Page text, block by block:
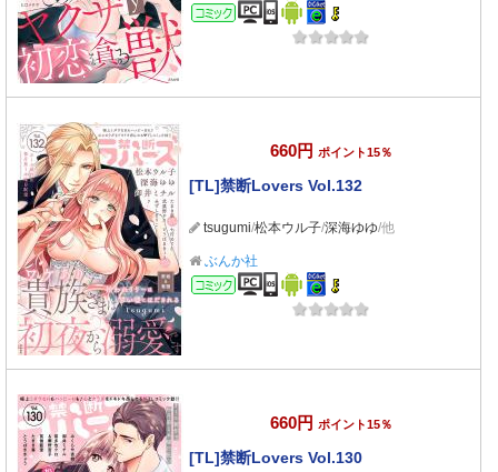
コミック
660円 ポイント15％
[TL]禁断Lovers Vol.132
tsugumi/松本ウル子/深海ゆゆ/他
ぶんか社
コミック
660円 ポイント15％
[TL]禁断Lovers Vol.130